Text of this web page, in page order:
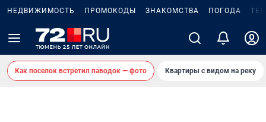
НЕДВИЖИМОСТЬ ПРОМОКОДЫ ЗНАКОМСТВА ПОГОДА
Как поселок встретил паводок — фото Квартиры с видом на реку